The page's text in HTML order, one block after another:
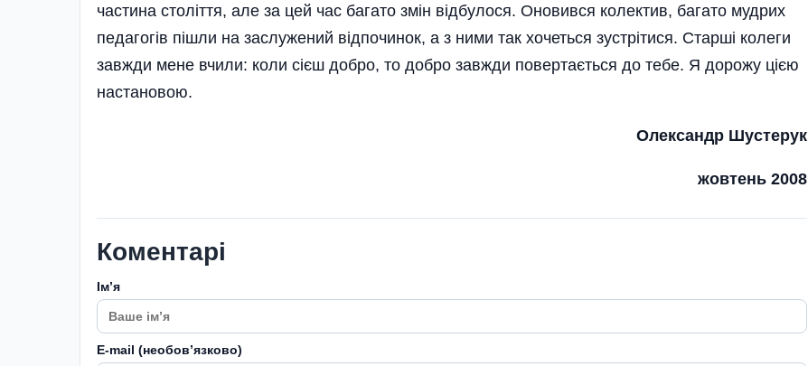
частина століття, але за цей час багато змін відбулося. Оновився колектив, багато мудрих
педагогів пішли на заслужений відпочинок, а з ними так хочеться зустрітися. Старші колеги
завжди мене вчили: коли сієш добро, то добро завжди повертається до тебе. Я дорожу цією
настановою.
Олександр Шустерук
жовтень 2008
Коментарі
Імʼя
E-mail (необовʼязково)